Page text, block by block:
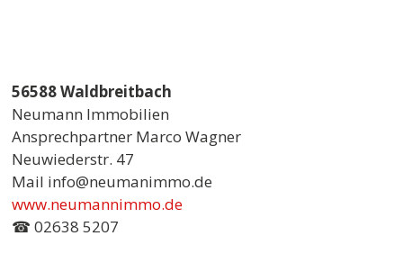
56588 Waldbreitbach
Neumann Immobilien
Ansprechpartner Marco Wagner
Neuwiederstr. 47
Mail info@neumanimmo.de
www.neumannimmo.de
☎ 02638 5207